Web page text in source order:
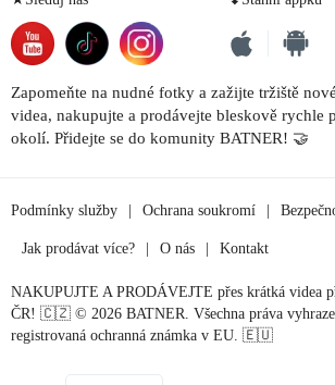
Zapomeňte na nudné fotky a zažijte tržiště
videa, nakupujte a prodávejte bleskově rychle
okolí. Přidejte se do komunity BATNER! 🤝
Podmínky služby Ochrana soukromí
Jak prodávat více? O nás Kontakt
NAKUPUJTE A PRODÁVEJTE přes krátká videa
ČR! 🇨🇿 © 2026 BATNER. Všechna práva
registrovaná ochranná známka v EU. 🇪🇺